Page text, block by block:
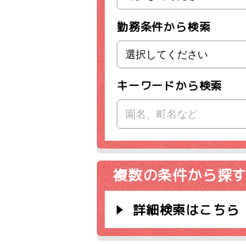
勤務条件から検索
キーワードから検索
複数の条件から探す
詳細検索はこちら